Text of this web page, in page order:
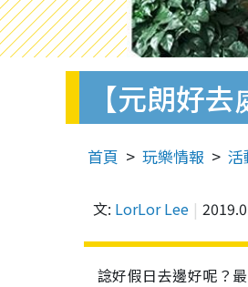
【元朗好
首頁 玩樂情報 活
文: LorLor Lee
諗好假日去邊好呢？